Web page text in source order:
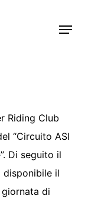
Menu
Riding Club
“Circuito ASI
Di seguito il
disponibile il
di